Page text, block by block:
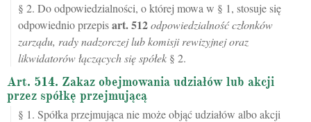
§ 2. Do odpowiedzialności, o której mowa w § 1, stosuje się
odpowiednio przepisart.512odpowiedzialność członków
zarządu, rady nadzorczej lub komisji rewizyjnej oraz
likwidatorów łączących się spółek § 2.
Art. 514. Zakaz obejmowania udziałów lub akcji
przez spółkę przejmującą
§ 1. Spółka przejmująca nie może objąć udziałów albo akcji